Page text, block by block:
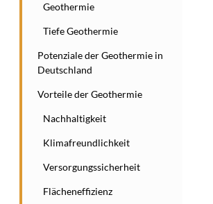
Geothermie
Tiefe Geothermie
Potenziale der Geothermie in
Deutschland
Vorteile der Geothermie
Nachhaltigkeit
Klimafreundlichkeit
Versorgungssicherheit
Flächeneffizienz